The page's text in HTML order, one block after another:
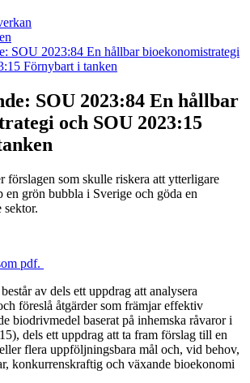
SOU 2023:84 En hållbar bioekonomistrategi
Förnybart i tanken
SOU 2023:84 En hållbar
och SOU 2023:15
förslagen som skulle riskera att ytterligare
en grön bubbla i Sverige och göda en
sektor.
pdf.
av dels ett uppdrag att analysera
föreslå åtgärder som främjar effektiv
biodrivmedel baserat på inhemska råvaror i
dels ett uppdrag att ta fram förslag till en
flera uppföljningsbara mål och, vid behov,
konkurrenskraftig och växande bioekonomi